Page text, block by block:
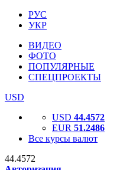
РУС
УКР
ВИДЕО
ФОТО
ПОПУЛЯРНЫЕ
СПЕЦПРОЕКТЫ
USD
USD 44.4572
EUR 51.2486
Все курсы валют
44.4572